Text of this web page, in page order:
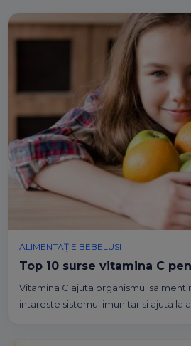
ALIMENTAȚIE BEBELUSI
Top 10 surse vitamina C
Vitamina C ajuta organismul sa
intareste sistemul imunitar si ajuta la